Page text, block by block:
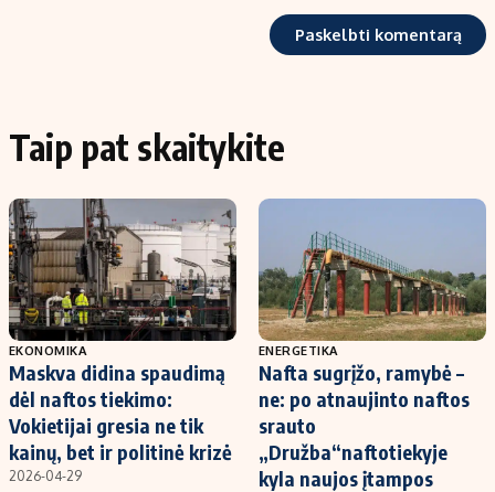
Taip pat skaitykite
EKONOMIKA
Maskva didina spaudimą
dėl naftos tiekimo:
Vokietijai gresia ne tik
kainų, bet ir politinė krizė
2026-04-29
ENERGETIKA
Nafta sugrįžo, ramybė –
ne: po atnaujinto naftos
srauto
„Družba“naftotiekyje
kyla naujos įtampos